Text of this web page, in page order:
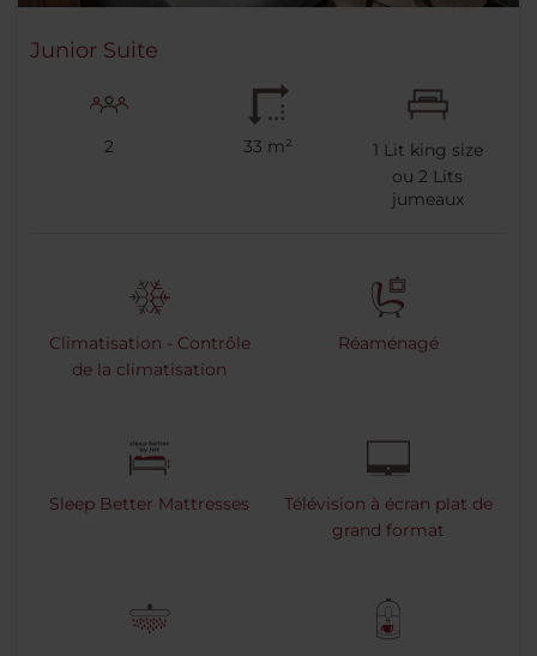
Junior Suite
2 33 m² 1 Lit king size
ou2 Lits
jumeaux
Climatisation - Contrôle
de la climatisation
Réaménagé
Sleep Better Mattresses
Télévision à écran plat de
grand format